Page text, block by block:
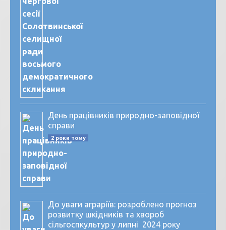
День працівників природно-заповідної
справи
2 роки тому
До уваги аграріїв: розроблено прогноз
розвитку шкідників та хвороб
сільгоспкультур у липні 2024 року